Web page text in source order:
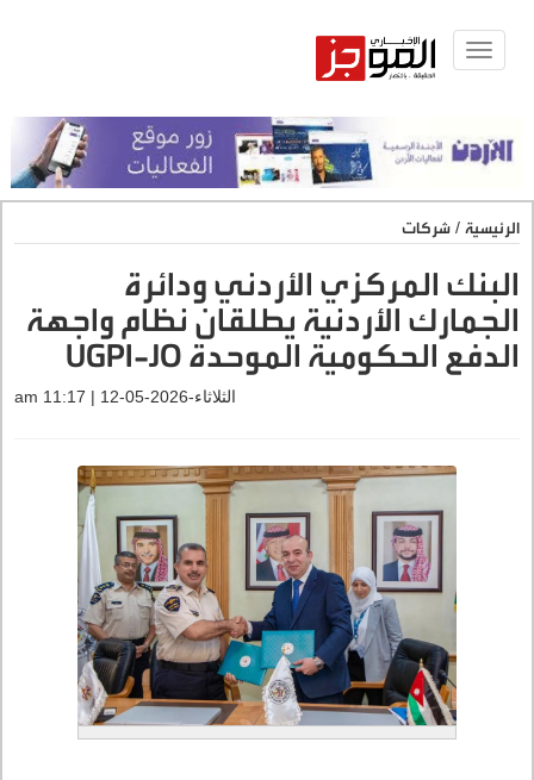
Toggle
الرئيسية / شركات
البنك المركزي الأردني ودائرة
الجمارك الأردنية يطلقان نظام واجهة
الدفع الحكومية الموحدة UGPI-JO
الثلاثاء-2026-05-12 | 11:17 am